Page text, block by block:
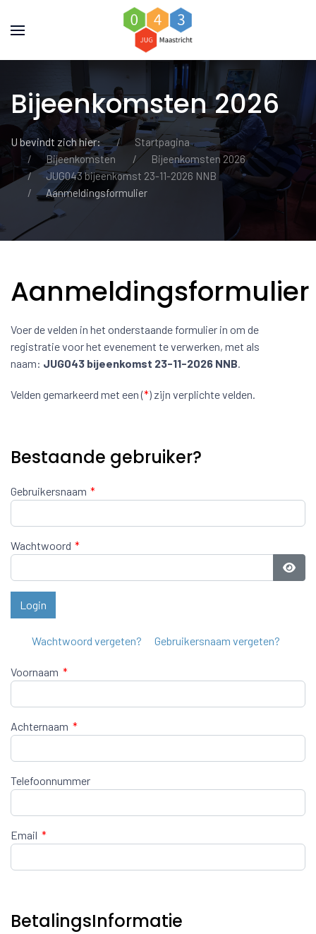
Bijeenkomsten 2026
U bevindt zich hier:
Startpagina
Bijeenkomsten
Bijeenkomsten 2026
JUG043 bijeenkomst 23-11-2026 NNB
Aanmeldingsformulier
Aanmeldingsformulier
Voer de velden in het onderstaande formulier in om de
registratie voor het evenement te verwerken, met als
naam: JUG043 bijeenkomst 23-11-2026 NNB.
Velden gemarkeerd met een (*) zijn verplichte velden.
Bestaande gebruiker?
Gebruikersnaam *
Wachtwoord *
Toon
Wachtwoord vergeten? Gebruikersnaam vergeten?
Voornaam *
Achternaam *
Telefoonnummer
Email *
BetalingsInformatie